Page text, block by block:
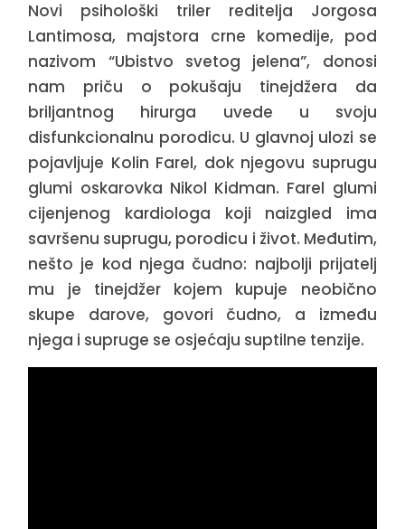
Novi psihološki triler reditelja Jorgosa
Lantimosa, majstora crne komedije, pod
nazivom “Ubistvo svetog jelena”, donosi
nam priču o pokušaju tinejdžera da
briljantnog hirurga uvede u svoju
disfunkcionalnu porodicu. U glavnoj ulozi se
pojavljuje Kolin Farel, dok njegovu suprugu
glumi oskarovka Nikol Kidman. Farel glumi
cijenjenog kardiologa koji naizgled ima
savršenu suprugu, porodicu i život. Međutim,
nešto je kod njega čudno: najbolji prijatelj
mu je tinejdžer kojem kupuje neobično
skupe darove, govori čudno, a između
njega i supruge se osjećaju suptilne tenzije.